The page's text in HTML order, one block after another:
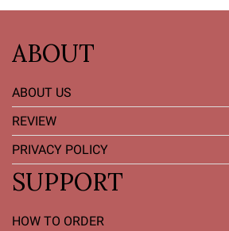
ABOUT
ABOUT US
REVIEW
PRIVACY POLICY
SUPPORT
HOW TO ORDER